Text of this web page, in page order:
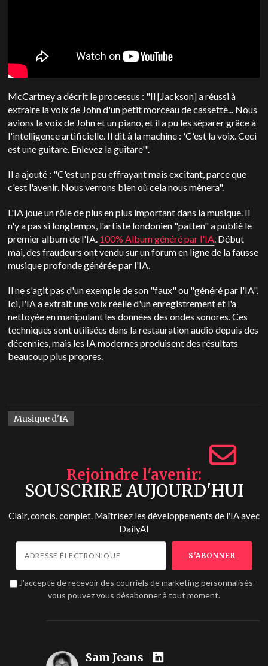
McCartney a décrit le processus : "Il [Jackson] a réussi à
extraire la voix de John d'un petit morceau de cassette... Nous
avions la voix de John et un piano, et il a pu les séparer grâce à
l'intelligence artificielle. Il dit à la machine : 'C'est la voix. Ceci
est une guitare. Enlevez la guitare'".
Il a ajouté : "C'est un peu effrayant mais excitant, parce que
c'est l'avenir. Nous verrons bien où cela nous mènera".
L'IA joue un rôle de plus en plus important dans la musique. Il
n'y a pas si longtemps, l'artiste londonien "patten" a publié le
premier album de l'IA. 100% Album généré par l'IA. Début
mai, des fraudeurs ont vendu sur un forum en ligne de la fausse
musique profonde générée par l'IA.
Il ne s'agit pas d'un exemple de son "faux" ou "généré par l'IA".
Ici, l'IA a extrait une voix réelle d'un enregistrement et l'a
nettoyée en manipulant les données des ondes sonores. Ces
techniques sont utilisées dans la restauration audio depuis des
décennies, mais les IA modernes produisent des résultats
beaucoup plus propres.
Musique d'IA
Rejoindre l'avenir
SOUSCRIRE AUJOURD'HUI
Clair, concis, complet. Maîtrisez les développements de l'IA avec
DailyAI
J'accepte de recevoir des courriels de marketing personnalisés -
vous pouvez vous désabonner à tout moment.
Sam Jeans